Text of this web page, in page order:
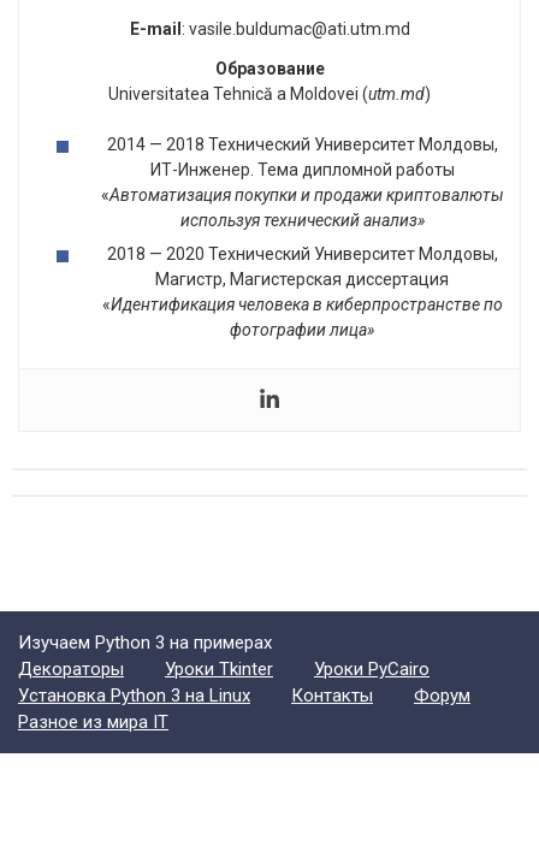
E-mail : vasile.buldumac@ati.utm.md
Образование
Universitatea Tehnică a Moldovei (utm.md)
2014 — 2018 Технический Университет Молдовы,
ИТ-Инженер. Тема дипломной работы
«Автоматизация покупки и продажи криптовалюты
используя технический анализ»
2018 — 2020 Технический Университет Молдовы,
Магистр, Магистерская диссертация
«Идентификация человека в киберпространстве по
фотографии лица»
Изучаем Python 3 на примерах
Декораторы
Уроки Tkinter
Уроки PyCairo
Установка Python 3 на Linux
Контакты
Форум
Разное из мира IT